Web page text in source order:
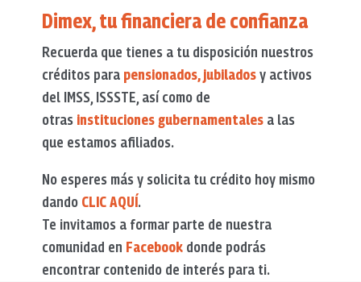
Dimex, tu financiera de confianza
Recuerda que tienes a tu disposición nuestros
créditos para pensionados, jubiladosy activos
del IMSS, ISSSTE, así como de
otras instituciones gubernamentalesa las
que estamos afiliados.
No esperes más y solicita tu crédito hoy mismo
dando CLIC AQUÍ.
Te invitamos a formar parte de nuestra
comunidad en Facebook donde podrás
encontrar contenido de interés para ti.